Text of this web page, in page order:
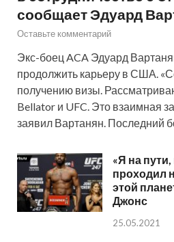
сообщает Эдуард
Оставьте комментарий
Экс-боец ACA Эдуард
продолжить карьеру в США.
получению визы.
Bellator и UFC. Это взаимная
заявил Вартанян. Последний
«Я на
проходил
этой
Джонс
25.05.2021